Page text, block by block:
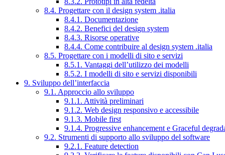
8.4. Progettare con il design system .italia
8.4.1. Documentazione
8.4.2. Benefici del design system
8.4.3. Risorse operative
8.4.4. Come contribuire al design system .italia
8.5. Progettare con i modelli di sito e servizi
8.5.1. Vantaggi dell’utilizzo dei modelli
8.5.2. I modelli di sito e servizi disponibili
9. Sviluppo dell’interfaccia
9.1. Approccio allo sviluppo
9.1.1. Attività preliminari
9.1.2. Web design responsivo e accessibile
9.1.3. Mobile first
9.1.4. Progressive enhancement e Graceful
9.2. Strumenti di supporto allo sviluppo del software
9.2.1. Feature detection